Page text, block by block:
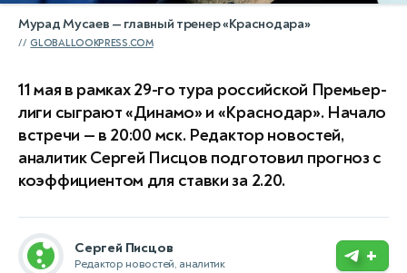
Мурад Мусаев — главный тренер «Краснодара»
GLOBALLOOKPRESS.COM
11 мая в рамках 29-го тура российской Премьер-
лиги сыграют «Динамо» и «Краснодар». Начало
встречи — в 20:00 мск. Редактор новостей,
аналитик Сергей Писцов подготовил прогноз с
коэффициентом для ставки за 2.20.
Сергей Писцов
Редактор новостей, аналитик +